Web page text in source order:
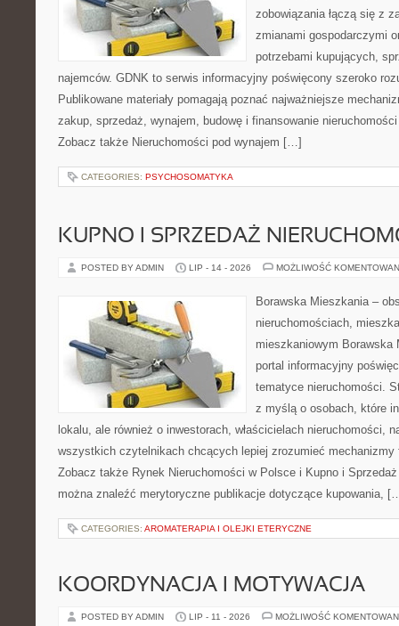
zobowiązania łączą się z
zmianami gospodarczymi
potrzebami kupujących,
najemców. GDNK to serwis informacyjny poświęcony szeroko
Publikowane materiały pomagają poznać najważniejsze
zakup, sprzedaż, wynajem, budowę i finansowanie
Zobacz także Nieruchomości pod wynajem […]
CATEGORIES: PSYCHOSOMATYKA
KUPNO I SPRZEDAŻ
POSTED BY ADMIN LIP - 14 - 2026 MOŻLIWOŚĆ
Borawska Mieszkania –
nieruchomościach,
mieszkaniowym Borawska
portal informacyjny
tematyce nieruchomości.
z myślą o osobach, które
lokalu, ale również o inwestorach, właścicielach nieruchomości,
wszystkich czytelnikach chcących lepiej zrozumieć mechanizmy
Zobacz także Rynek Nieruchomości w Polsce i Kupno i
można znaleźć merytoryczne publikacje dotyczące kupowania,
CATEGORIES: AROMATERAPIA I OLEJKI ETERYCZNE
KOORDYNACJA I MOTYWACJA
POSTED BY ADMIN LIP - 11 - 2026 MOŻLIWOŚĆ